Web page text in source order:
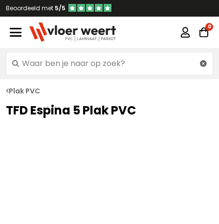
Beoordeeld met 5/5
Plak PVC
TFD Espina 5 Plak PVC